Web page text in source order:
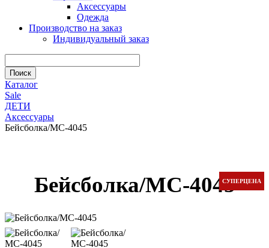
Аксессуары
Одежда
Производство на заказ
Индивидуальный заказ
Каталог
Sale
ДЕТИ
Аксессуары
Бейсболка/МС-4045
Бейсболка/МС-4045СУПЕРЦЕНА